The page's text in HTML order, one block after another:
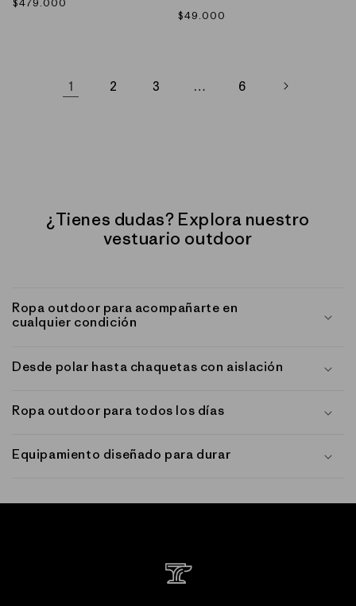
Precio
$479.000
Precio
$49.000
1 2 3 … 6
¿Tienes dudas? Explora nuestro
vestuario outdoor
Ropa outdoor para acompañarte en
cualquier condición
Desde polar hasta chaquetas con aislación
Ropa outdoor para todos los días
Equipamiento diseñado para durar